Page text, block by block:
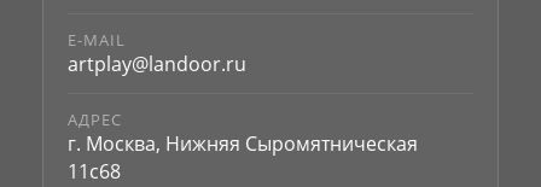
E-MAIL
artplay@landoor.ru
АДРЕС
г. Москва, Нижняя Сыромятническая
11с68